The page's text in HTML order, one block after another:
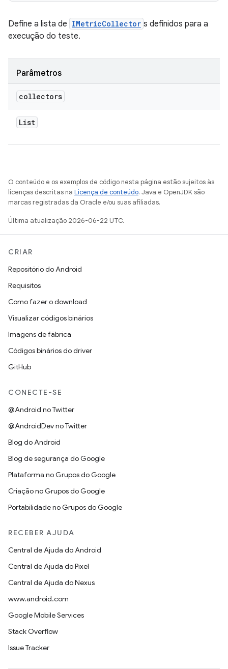
Define a lista de IMetricCollector s definidos para a
execução do teste.
Parâmetros
collectors
List
O conteúdo e os exemplos de código nesta página estão sujeitos às
licenças descritas na Licença de conteúdo. Java e OpenJDK são
marcas registradas da Oracle e/ou suas afiliadas.
Última atualização 2026-06-22 UTC.
CRIAR
Repositório do Android
Requisitos
Como fazer o download
Visualizar códigos binários
Imagens de fábrica
Códigos binários do driver
GitHub
CONECTE-SE
@Android no Twitter
@AndroidDev no Twitter
Blog do Android
Blog de segurança do Google
Plataforma no Grupos do Google
Criação no Grupos do Google
Portabilidade no Grupos do Google
RECEBER AJUDA
Central de Ajuda do Android
Central de Ajuda do Pixel
Central de Ajuda do Nexus
www.android.com
Google Mobile Services
Stack Overflow
Issue Tracker